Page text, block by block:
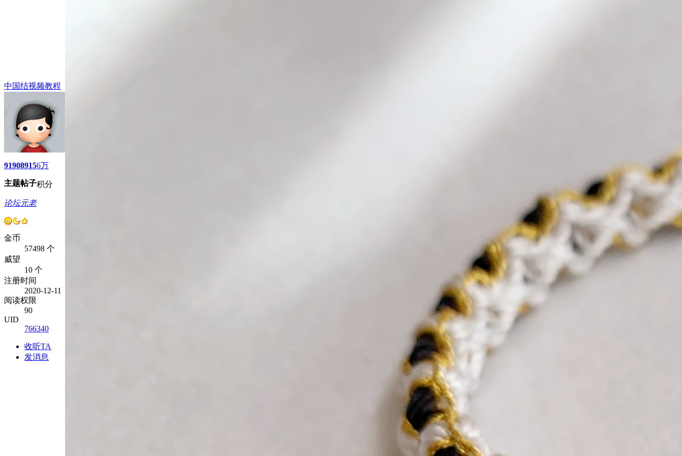
中国结视频教程
9190
主题
8915
帖子
6万
积分
论坛元老
金币
57498 个
威望
10 个
注册时间
2020-12-11
阅读权限
90
UID
766340
收听TA
发消息